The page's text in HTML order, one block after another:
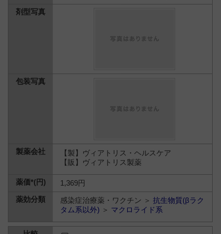
【製】ヴィアトリス・ヘルスケア
【販】ヴィアトリス製薬
1,369円
感染症治療薬・ワクチン ＞抗生物質(βラク
タム系以外) ＞ マクロライド系